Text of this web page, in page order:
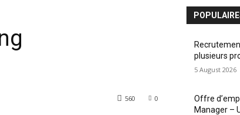
0
560
plusieurs
5 August 2026
Offre
Manager –